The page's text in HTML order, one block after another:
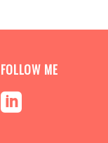
FOLLOW ME